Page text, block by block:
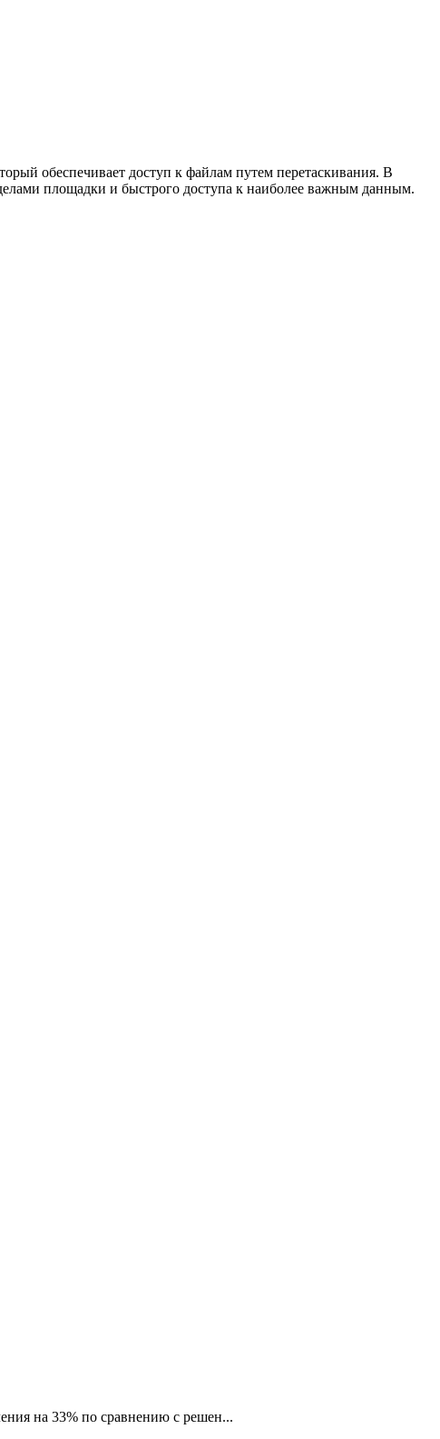
обеспечивает доступ к файлам путем перетаскивания. В
площадки и быстрого доступа к наиболее важным данным.
на 33% по сравнению с решен...